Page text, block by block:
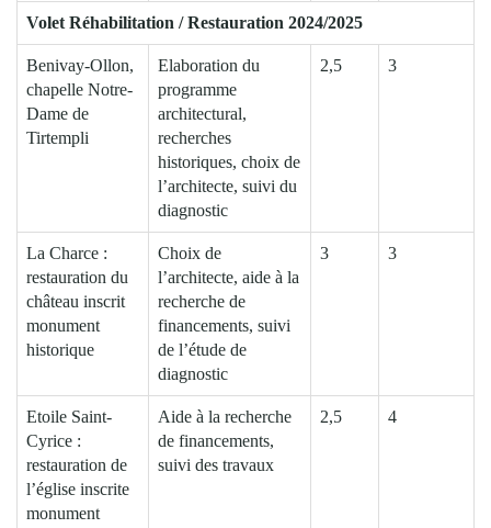
Volet Réhabilitation / Restauration 2024/2025
Benivay-Ollon,
chapelle Notre-
Dame de
Tirtempli
Elaboration du
programme
architectural,
recherches
historiques, choix de
l’architecte, suivi du
diagnostic
2,5 3
La Charce :
restauration du
château inscrit
monument
historique
Choix de
l’architecte, aide à la
recherche de
financements, suivi
de l’étude de
diagnostic
3 3
Etoile Saint-
Cyrice :
restauration de
l’église inscrite
monument
Aide à la recherche
de financements,
suivi des travaux
2,5 4